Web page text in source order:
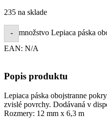
235 na sklade
- množstvo Lepiaca páska
EAN: N/A
Popis produktu
Lepiaca páska obojstranne
zvislé povrchy. Dodávaná v
Rozmery: 12 mm x 6,3 m